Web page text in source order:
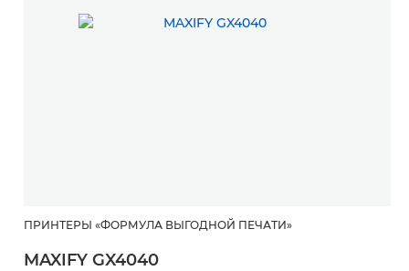
ПРИНТЕРЫ «ФОРМУЛА ВЫГОДНОЙ ПЕЧАТИ»
MAXIFY GX4040